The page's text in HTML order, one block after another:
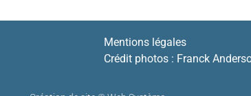
Mentions légales
Crédit photos : Franck